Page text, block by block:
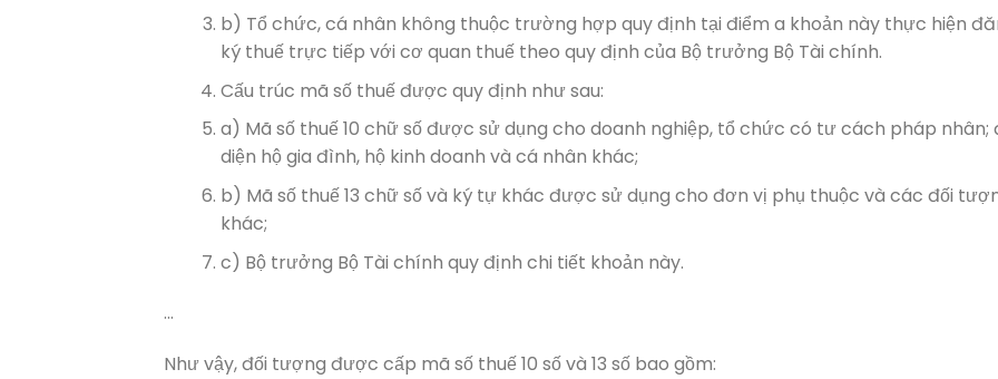
b) Tổ chức, cá nhân không thuộc trường hợp quy định tại điểm a khoản này thực hiện
ký thuế trực tiếp với cơ quan thuế theo quy định của Bộ trưởng Bộ Tài chính.
Cấu trúc mã số thuế được quy định như sau:
a) Mã số thuế 10 chữ số được sử dụng cho doanh nghiệp, tổ chức có tư cách pháp nhân;
diện hộ gia đình, hộ kinh doanh và cá nhân khác;
b) Mã số thuế 13 chữ số và ký tự khác được sử dụng cho đơn vị phụ thuộc và các đối
khác;
c) Bộ trưởng Bộ Tài chính quy định chi tiết khoản này.
…
Như vậy, đối tượng được cấp mã số thuế 10 số và 13 số bao gồm: